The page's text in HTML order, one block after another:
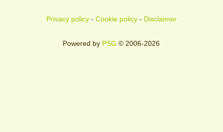
Privacy policy- Cookie policy- Disclaimer
Powered by PSG © 2006-2026